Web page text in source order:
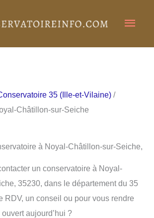
35 (Ille-et-Vilaine) /
Châtillon-sur-Seiche
à Noyal-Châtillon-sur-Seiche,
un conservatoire à Noyal-
35230, dans le département du 35
RDV, un conseil ou pour vous rendre
aujourd’hui ?